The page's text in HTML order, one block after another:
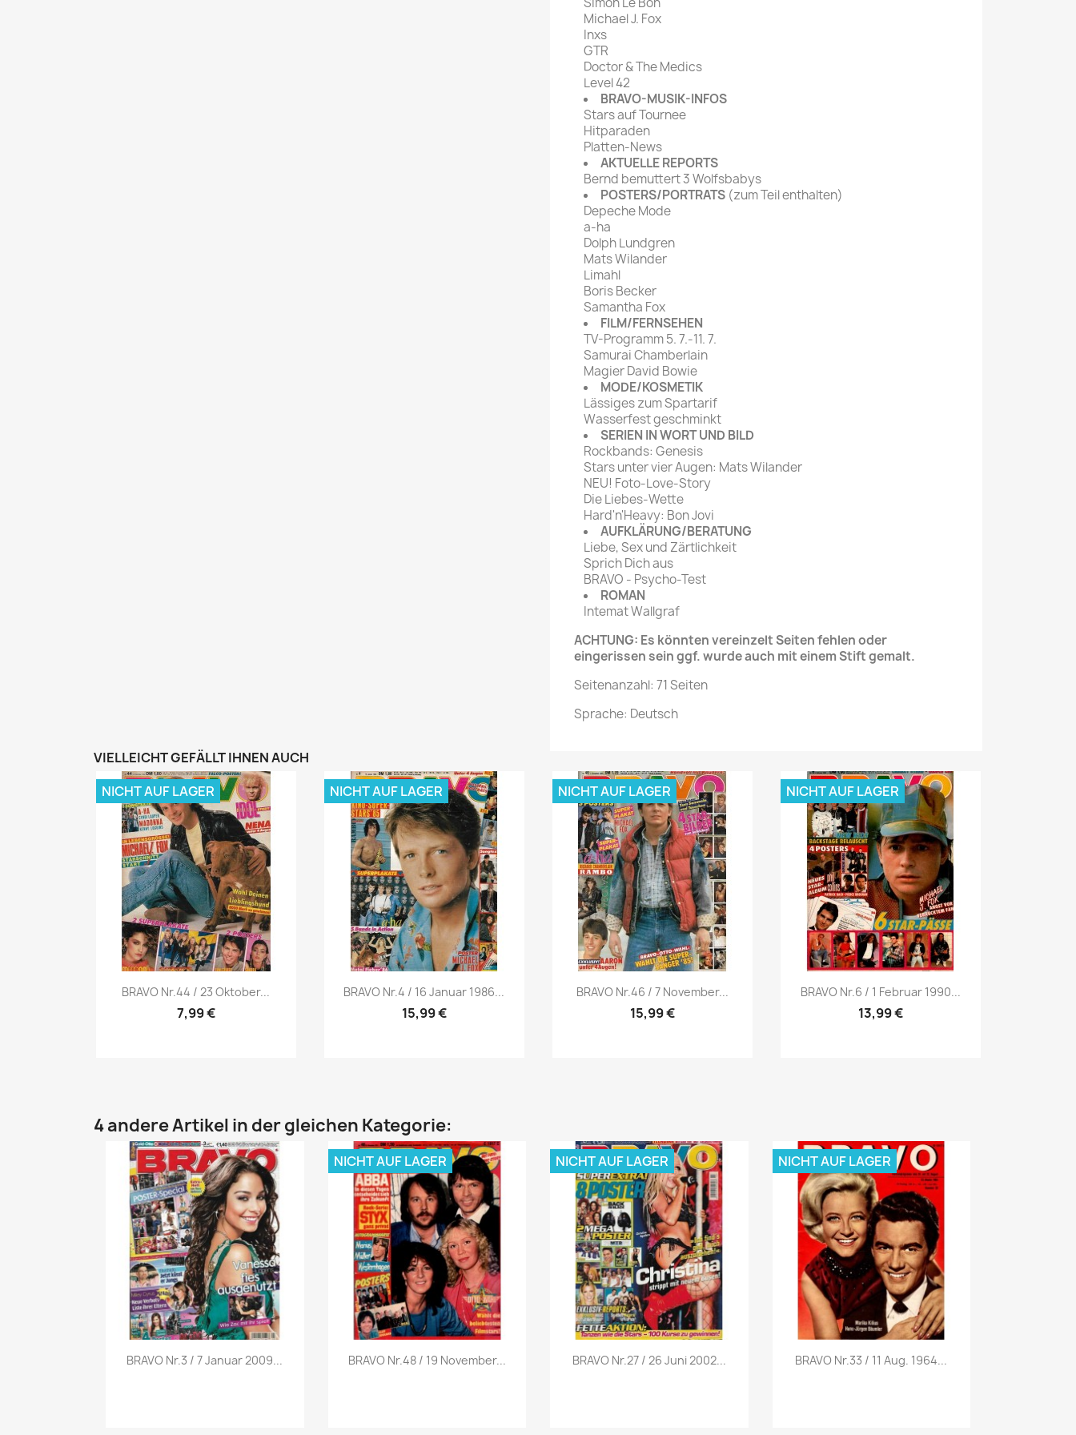
Michael J. Fox
Inxs
GTR
Doctor & The Medics
Level 42
BRAVO-MUSIK-INFOS
Stars auf Tournee
Hitparaden
Platten-News
AKTUELLE REPORTS
Bernd bemuttert 3 Wolfsbabys
POSTERS/PORTRATS (zum Teil enthalten)
Depeche Mode
a-ha
Dolph Lundgren
Mats Wilander
Limahl
Boris Becker
Samantha Fox
FILM/FERNSEHEN
TV-Programm 5. 7.-11. 7.
Samurai Chamberlain
Magier David Bowie
MODE/KOSMETIK
Lässiges zum Spartarif
Wasserfest geschminkt
SERIEN IN WORT UND BILD
Rockbands: Genesis
Stars unter vier Augen: Mats Wilander
NEU! Foto-Love-Story
Die Liebes-Wette
Hard'n'Heavy: Bon Jovi
AUFKLÄRUNG/BERATUNG
Liebe, Sex und Zärtlichkeit
Sprich Dich aus
BRAVO - Psycho-Test
ROMAN
Intemat Wallgraf
ACHTUNG: Es könnten vereinzelt Seiten fehlen oder
eingerissen sein ggf. wurde auch mit einem Stift gemalt.
Seitenanzahl: 71 Seiten
Sprache: Deutsch
VIELLEICHT GEFÄLLT IHNEN AUCH
Vorschau
BRAVO Nr.44 / 23 Oktober...
7,99 €
NICHT AUF LAGER
Vorschau
BRAVO Nr.4 / 16 Januar 1986...
15,99 €
NICHT AUF LAGER
Vorschau
BRAVO Nr.46 / 7 November...
15,99 €
NICHT AUF LAGER
Vorschau
BRAVO Nr.6 / 1 Februar 1990...
13,99 €
NICHT AUF LAGER
4 andere Artikel in der gleichen Kategorie:
Vorschau
BRAVO Nr.3 / 7 Januar 2009... Vorschau
BRAVO Nr.48 / 19 November...
NICHT AUF LAGER
Vorschau
BRAVO Nr.27 / 26 Juni 2002...
NICHT AUF LAGER
Vorschau
BRAVO Nr.33 / 11 Aug. 1964...
NICHT AUF LAGER